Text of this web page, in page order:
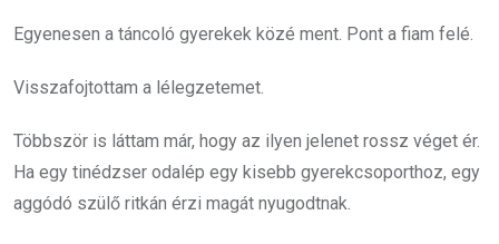
Egyenesen a táncoló gyerekek közé ment. Pont a fiam felé.
Visszafojtottam a lélegzetemet.
Többször is láttam már, hogy az ilyen jelenet rossz véget ér.
Ha egy tinédzser odalép egy kisebb gyerekcsoporthoz, egy
aggódó szülő ritkán érzi magát nyugodtnak.